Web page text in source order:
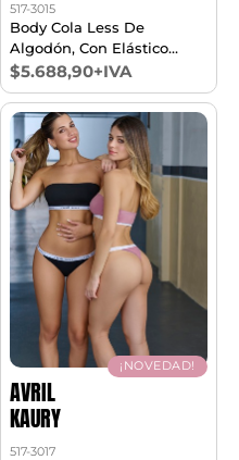
517-3015
Body Cola Less De
Algodón, Con Elástico
Personalizado En Espalda.
T1/3
$5.688,90+IVA
¡NOVEDAD!
AVRIL
KAURY
517-3017